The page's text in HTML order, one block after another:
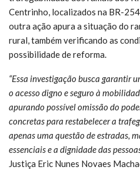
Centrinho, localizados na BR-
outra ação apura a situação do
rural, também verificando as
possibilidade de reforma.
“Essa investigação busca garantir
o acesso digno e seguro à
apurando possível omissão do
concretas para restabelecer a
apenas uma questão de estradas,
essenciais e a dignidade das
Justiça Eric Nunes Novaes